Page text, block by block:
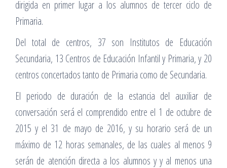
dirigida en primer lugar a los alumnos de tercer ciclo de
Primaria.
Del total de centros, 37 son Institutos de Educación
Secundaria, 13 Centros de Educación Infantil y Primaria, y 20
centros concertados tanto de Primaria como de Secundaria.
El periodo de duración de la estancia del auxiliar de
conversación será el comprendido entre el 1 de octubre de
2015 y el 31 de mayo de 2016, y su horario será de un
máximo de 12 horas semanales, de las cuales al menos 9
serán de atención directa a los alumnos y y al menos una